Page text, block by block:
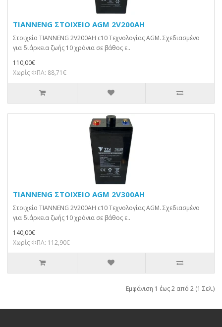
TIANNENG ΣΤΟΙΧΕΙΟ AGM 2V200AH
Στοιχείο TIANNENG 2V200AH c10 Τεχνολογίας AGM. Σχεδιασμένο
για διάρκεια ζωής 10 χρόνια σε βάθος ε..
110,00€
Χωρίς ΦΠΑ: 88,71€
TIANNENG ΣΤΟΙΧΕΙΟ AGM 2V300AH
Στοιχείο TIANNENG 2V200AH c10 Τεχνολογίας AGM. Σχεδιασμένο
για διάρκεια ζωής 10 χρόνια σε βάθος ε..
140,00€
Χωρίς ΦΠΑ: 112,90€
Εμφάνιση 1 έως 2 από 2 (1 Σελ.)